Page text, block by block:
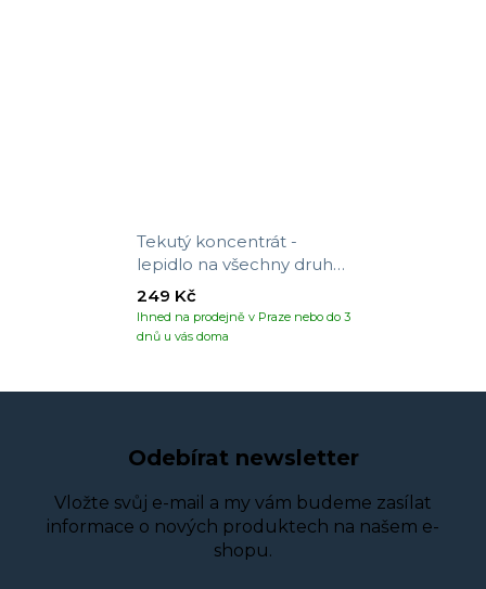
Tekutý koncentrát -
lepidlo na všechny druhy
tapet
Ihned na prodejně v Praze nebo do 3
dnů u vás doma
249 Kč
Odebírat newsletter
Vložte svůj e-mail a my vám budeme zasílat
informace o nových produktech na našem e-
shopu.